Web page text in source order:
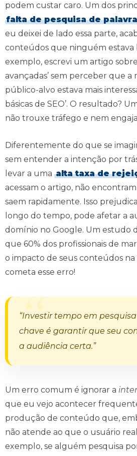
podem custar caro. Um dos
falta de pesquisa de
eu deixei de lado essa parte,
conteúdos que ninguém estava
exemplo, escrevi um artigo sobre
avançadas’ sem perceber que a
público-alvo estava mais
básicas de SEO’. O resultado?
não trouxe tráfego e nem
Diferentemente do que se
sem entender a intenção por
levar a uma alta taxa de
acessam o artigo, não
saem rapidamente. Isso
longo do tempo, pode afetar a
domínio no Google. Um estudo
que 60% dos profissionais de
o impacto de seus conteúdos na
cometa esse erro!
“Investir tempo em
chave é garantir que seu
a audiência certa.”
Um erro comum é ignorar a
que eu vejo acontecer
produção de conteúdo que,
não atende ao que o usuário
exemplo, se alguém pesquisa